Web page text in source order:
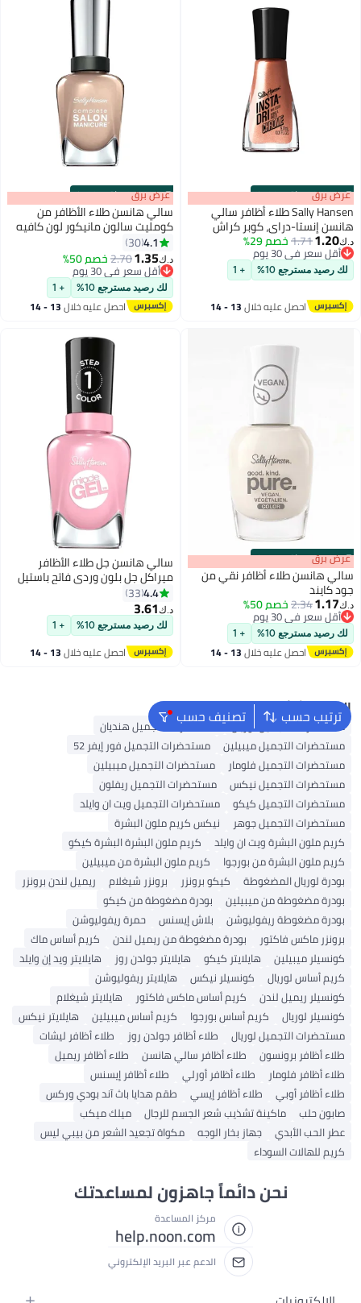
00m:00s
·باقي 100% عرض برق
Sally Hansen طلاء أظافر سالي
هانسن إنستا-دراي، كوبر كراش
د.ك‏1.20
1.71خصم 29%
أقل سعر في 30 يوم
أقل سعر في 30 يوم
لك رصيد مسترجع 10% + 1
احصل عليه خلال 13 - 14
00m:00s
·باقي 100% عرض برق
سالي هانسن طلاء الأظافر من
كومليت سالون مانيكور لون كافيه
أو لاتيه
4.1
30
د.ك‏1.35
2.70خصم 50%
أقل سعر في 30 يوم
أقل سعر في 30 يوم
لك رصيد مسترجع 10% + 1
احصل عليه خلال 13 - 14
00m:00s
·باقي 100% عرض برق
سالي هانسن طلاء أظافر نقي من
جود كايند
د.ك‏1.17
2.34خصم 50%
أقل سعر في 30 يوم
أقل سعر في 30 يوم
لك رصيد مسترجع 10% + 1
احصل عليه خلال 13 - 14
22
سالي هانسن جل طلاء الأظافر
ميراكل جل بلون وردي فاتح باستيل
بينكي بروميس
4.4
33
د.ك‏3.61
لك رصيد مسترجع 10% + 1
احصل عليه خلال 13 - 14
ترتيب حسب تصنيف حسب البحث الشائع
مستحضرات التجميل لوريال
مستحضرات التجميل هنديان
مستحضرات التجميل ميبيلين
مستحضرات التجميل فور إيفر 52
مستحضرات التجميل فلومار
مستحضرات التجميل ميبيلين
مستحضرات التجميل نيكس
مستحضرات التجميل ريفلون
مستحضرات التجميل كيكو
مستحضرات التجميل ويت ان وايلد
مستحضرات التجميل جوهر
نيكس كريم ملون البشرة
كريم ملون البشرة ويت ان وايلد
كريم ملون البشرة البشرة كيكو
كريم ملون البشرة من بورجوا
كريم ملون البشرة من ميبيلين
بودرة لوريال المضغوطة
كيكو برونزر برونزر شيغلام
ريميل لندن برونزر
بودرة مضغوطة من ميبيلين
بودرة مضغوطة من كيكو
بودرة مضغوطة ريفوليوشن
بلاش إيسنس
حمرة ريفوليوشن
برونزر ماكس فاكتور
بودرة مضغوطة من ريميل لندن
كريم أساس ماك
كونسيلر ميبيلين
هايلايتر كيكو هايلايتر جولدن روز
هايلايتر ويد إن وايلد
كريم أساس لوريال
كونسيلر نيكس
هايلايتر ريفوليوشن
كونسيلر ريميل لندن
كريم أساس ماكس فاكتور
هايلايتر شيغلام
كونسيلر لوريال
كريم أساس بورجوا كريم أساس ميبيلين
هايلايتر نيكس
مستحضرات التجميل لوريال
طلاء أظافر جولدن روز
طلاء أظافر ليشات
طلاء أظافر برونسون
طلاء أظافر سالي هانسن
طلاء أظافر ريميل
طلاء أظافر فلومار
طلاء أظافر أورلي
طلاء أظافر إيسنس
طلاء أظافر أوبي
طلاء أظافر إيسي
طقم هدايا باث آند بودي وركس
صابون حلب
ماكينة تشذيب شعر الجسم للرجال
ميلك ميكب
عطر الحب الأبدي
جهاز بخار الوجه
مكواة تجعيد الشعر من بيبي ليس
كريم للهالات السوداء
نحن دائماً جاهزون لمساعدتك
مركز المساعدة
help.noon.com
الدعم عبر البريد الإلكتروني